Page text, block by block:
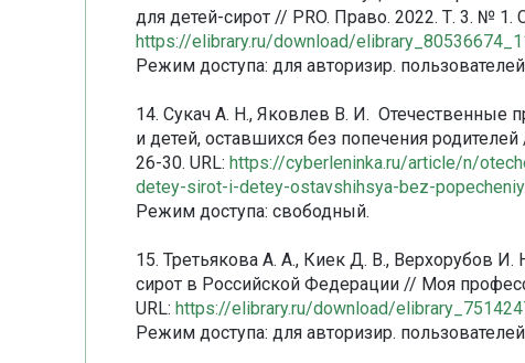
для детей-сирот // PRO. Право. 2022. Т. 3. № 1.
https://elibrary.ru/download/
Режим доступа: для авторизир.
14. Сукач А. Н., Яковлев В. И.
и детей, оставшихся без попечения
26-30. URL: https://cyberleninka.ru/article/n/
detey-sirot-i-detey-ostavshihsya-bez-
Режим доступа: свободный.
15. Третьякова А. А., Киек Д. В., Верхорубов
сирот в Российской Федерации // Моя
URL: https://elibrary.ru/download/
Режим доступа: для авторизир.